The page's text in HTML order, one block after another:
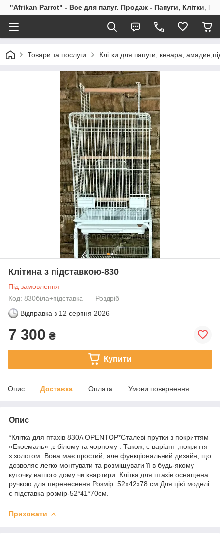
"Afrikan Parrot" - Все для папуг. Продаж - Папуги, Клітки,
Товари та послуги Клітки для папуги, кенара,
Клітина з підставкою-830
Під замовлення
Код: 830біла+підставка
Роздріб
Відправка з 12 серпня 2026
7 300 ₴
Купити
Опис Доставка Оплата Умови повернення
Опис
*Клітка для птахів 830A OPENTOP*Сталеві прутки з покриттям
«Екоемаль» ,в білому та чорному . Також, є варіант ,покриття
з золотом. Вона має простий, але функціональний дизайн, що
дозволяє легко монтувати та розміщувати її в будь-якому
куточку вашого дому чи квартири. Клітка для птахів оснащена
ручкою для перенесення.Розмір: 52х42х78 см Для цієї моделі
є підставка розмір-52*41*70см.
Приховати